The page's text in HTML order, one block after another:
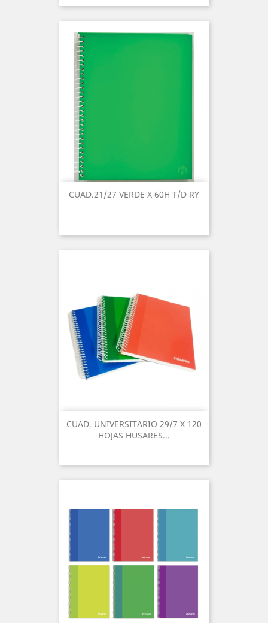
CUAD.21/27 VERDE X 60H T/D RY
CUAD. UNIVERSITARIO 29/7 X 120
HOJAS HUSARES...